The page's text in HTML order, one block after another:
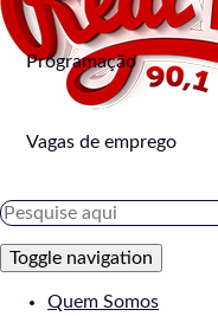
Programação
Vagas de emprego
Toggle navigation
Quem Somos